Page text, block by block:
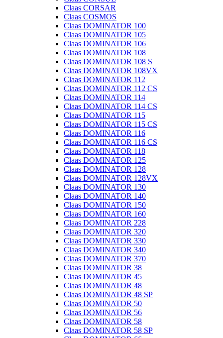
Claas CORSAR
Claas COSMOS
Claas DOMINATOR 100
Claas DOMINATOR 105
Claas DOMINATOR 106
Claas DOMINATOR 108
Claas DOMINATOR 108 S
Claas DOMINATOR 108VX
Claas DOMINATOR 112
Claas DOMINATOR 112 CS
Claas DOMINATOR 114
Claas DOMINATOR 114 CS
Claas DOMINATOR 115
Claas DOMINATOR 115 CS
Claas DOMINATOR 116
Claas DOMINATOR 116 CS
Claas DOMINATOR 118
Claas DOMINATOR 125
Claas DOMINATOR 128
Claas DOMINATOR 128VX
Claas DOMINATOR 130
Claas DOMINATOR 140
Claas DOMINATOR 150
Claas DOMINATOR 160
Claas DOMINATOR 228
Claas DOMINATOR 320
Claas DOMINATOR 330
Claas DOMINATOR 340
Claas DOMINATOR 370
Claas DOMINATOR 38
Claas DOMINATOR 45
Claas DOMINATOR 48
Claas DOMINATOR 48 SP
Claas DOMINATOR 50
Claas DOMINATOR 56
Claas DOMINATOR 58
Claas DOMINATOR 58 SP